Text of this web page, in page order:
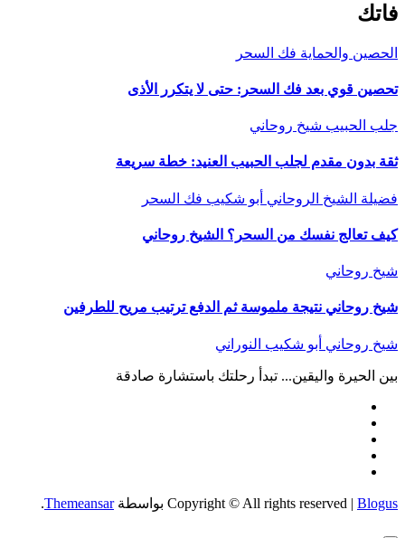
فاتك
الحصين والحماية فك السحر
تحصين قوي بعد فك السحر: حتى لا يتكرر الأذى
جلب الحبيب شيخ روحاني
ثقة بدون مقدم لجلب الحبيب العنيد: خطة سريعة
فضيلة الشيخ الروحاني أبو شكيب فك السحر
كيف تعالج نفسك من السحر؟ الشيخ روحاني
شيخ روحاني
شيخ روحاني نتيجة ملموسة ثم الدفع ترتيب مريح للطرفين
شيخ روحاني أبو شكيب النوراني
بين الحيرة واليقين... تبدأ رحلتك باستشارة صادقة
Copyright © All rights reserved | Blogus بواسطةThemeansar
.